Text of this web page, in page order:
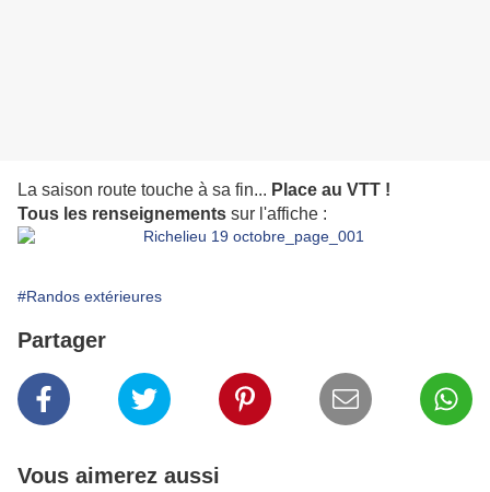
La saison route touche à sa fin... Place au VTT !
Tous les renseignements sur l'affiche :
#Randos extérieures
Partager
Vous aimerez aussi